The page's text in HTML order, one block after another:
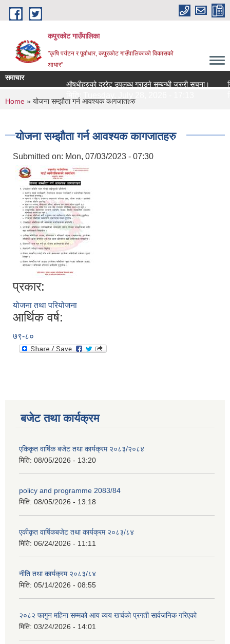
Skip to main content
कपुरकोट गाउँपालिका
"कृषि पर्यटन र पूर्वाधार, कपुरकोट गाउँपालिकाको विकासको
आधार"
समाचार
औषधीहरुको दररेट उपलब्ध गराउने सम्बन्धी जरुरी सूचना।
मिति: Tuesday, July 28, 2026 - 17:13
You are here
Home » योजना सम्झौता गर्न आवश्यक कागजातहरु
योजना सम्झौता गर्न आवश्यक कागजातहरु
Submitted on: Mon, 07/03/2023 - 07:30
प्रकार:
योजना तथा परियोजना
आर्थिक वर्ष:
७९-८०
बजेट तथा कार्यक्रम
एकिकृत वार्षिक बजेट तथा कार्यक्रम २०८३/२०८४
मिति: 08/05/2026 - 13:20
policy and programme 2083/84
मिति: 08/05/2026 - 13:18
एकीकृत वार्षिकबजेट तथा कार्यक्रम २०८३/८४
मिति: 06/24/2026 - 11:11
नीति तथा कार्यक्रम २०८३/८४
मिति: 05/14/2026 - 08:55
२०८२ फागुन महिना सम्मको आय व्यय खर्चको प्रगती सार्वजनिक गरिएको
मिति: 03/24/2026 - 14:01